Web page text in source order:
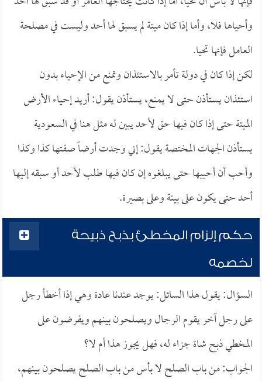
وأحياها فلا، وأما إذا كان ميتة لم يسبق لها أحد وليست في مصلحة
العامل فإنها تحيا.
لكن إذا كان في دولة تأمر بالاستئذان وتمنع من الإحياء بدون
استئذان يستأذن حتى لا يمنع، يستأذن يقول: أريد إحياء الأرض
الميتة حتى إذا كان فيها حق لأحد يبين له مثل هنا في السعودية
يستأذن الجهات المختصة يقول: إني وجدت أرضاً صفتها كذا وكذا
وأحب أن أحييها حتى يبلغوه إن كان فيها طلب لأحد أو سبقه إليها
أحد حتى يكون على بينة وعلى بصيرة.
حكم إلزام المخطئ بذبح ذبيحة
لخصمه
السؤال: يقول هذا السائل: يوجد عندنا عادة وهي إذا أخطأ رجل
على رجل آخر يقوم الرجال ويصلحون بينهم ويفرضون على
المخطي ذبح شاة جزاء له، فهل يجوز هذا أم لا؟
الجواب: من باب الصلح لا بأس من باب الصلح يصلحون بينهم،